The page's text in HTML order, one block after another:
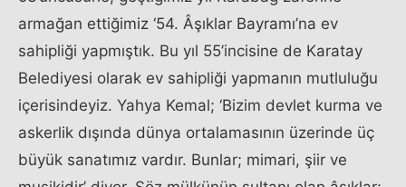
armağan ettiğimiz ‘54. Âşıklar Bayramı’na ev
sahipliği yapmıştık. Bu yıl 55’incisine de Karatay
Belediyesi olarak ev sahipliği yapmanın mutluluğu
içerisindeyiz. Yahya Kemal; ‘Bizim devlet kurma ve
askerlik dışında dünya ortalamasının üzerinde üç
büyük sanatımız vardır. Bunlar; mimari, şiir ve